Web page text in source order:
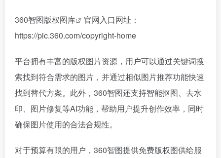
360智图版权图库
官网入口网址：
https://pic.360.com/copyright-home
平台拥有丰富的版权图片资源，用户可以通过关键词搜
索找到符合需求的图片，并通过相似图片推荐功能快速
找到替代方案。此外，360智图还支持智能抠图、去水
印、图片修复等AI功能，帮助用户提升创作效率，同时
确保图片使用的合法合规性。
对于预算有限的用户，360智图提供免费版权图供给服